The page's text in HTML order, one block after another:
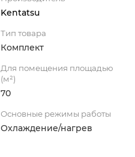
Kentatsu
Тип товара
Комплект
Для помещения площадью
(м²)
70
Основные режимы работы
Охлаждение/нагрев